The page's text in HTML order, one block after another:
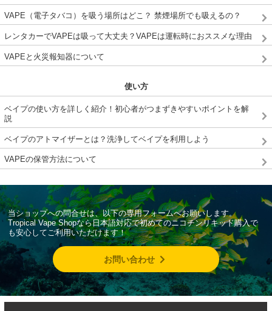
VAPE（電子タバコ）を吸う場所はどこ？ 禁煙場所でも吸えるの？
レンタカーでVAPEは吸って大丈夫？VAPEは運転時におススメな理由
VAPEと火災報知器について
使い方
ベイプの使い方を詳しく紹介！初心者がつまずきやすいポイントを解
説
ベイプのアトマイザーとは？洗浄してベイプを利用しよう
VAPEの保管方法について
当ショップへの問合せは、以下の専用フォームへお願いします。
Tropical Vape Shopなら日本語対応で初めてのニコチンリキッド購入で
も安心してご利用いただけます！
お問い合わせ